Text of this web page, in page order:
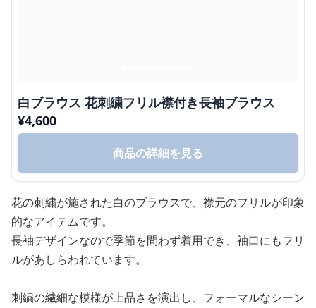
白ブラウス 花刺繍フリル襟付き長袖ブラウス
¥4,600
商品の詳細を見る
花の刺繍が施された白のブラウスで、襟元のフリルが印象
的なアイテムです。
長袖デザインなので季節を問わず着用でき、袖口にもフリ
ルがあしらわれています。
刺繍の繊細な模様が上品さを演出し、フォーマルなシーン